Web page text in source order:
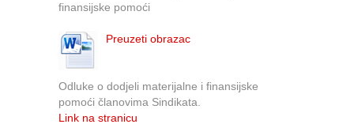
finansijske pomoći
Preuzeti obrazac
Odluke o dodjeli materijalne i finansijske
pomoći članovima Sindikata.
Link na stranicu